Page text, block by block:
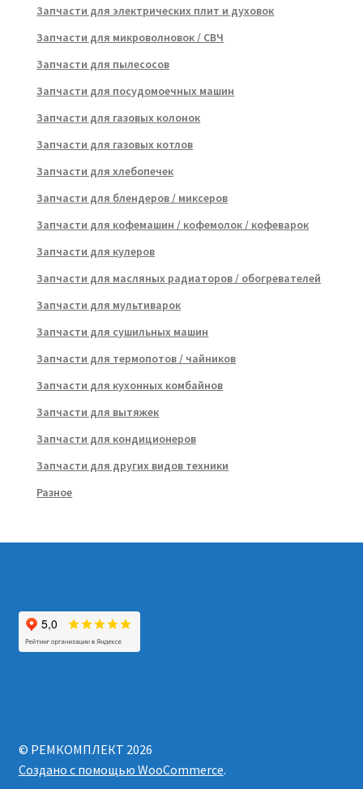
Запчасти для электрических плит и духовок
Запчасти для микроволновок / СВЧ
Запчасти для пылесосов
Запчасти для посудомоечных машин
Запчасти для газовых колонок
Запчасти для газовых котлов
Запчасти для хлебопечек
Запчасти для блендеров / миксеров
Запчасти для кофемашин / кофемолок / кофеварок
Запчасти для кулеров
Запчасти для масляных радиаторов / обогревателей
Запчасти для мультиварок
Запчасти для сушильных машин
Запчасти для термопотов / чайников
Запчасти для кухонных комбайнов
Запчасти для вытяжек
Запчасти для кондиционеров
Запчасти для других видов техники
Разное
© РЕМКОМПЛЕКТ 2026
Создано с помощью WooCommerce.